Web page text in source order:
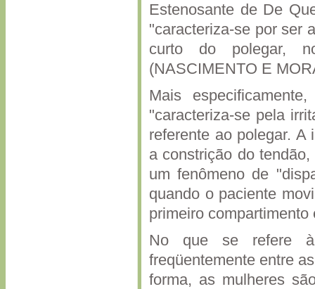
Estenosante de De
"caracteriza-se por ser
curto do polegar,
(NASCIMENTO E
Mais
"caracteriza-se pela
referente ao polegar. A
a constrição do
um fenômeno de
quando o paciente
primeiro
No que se refere à
freqüentemente entre
forma, as mulheres